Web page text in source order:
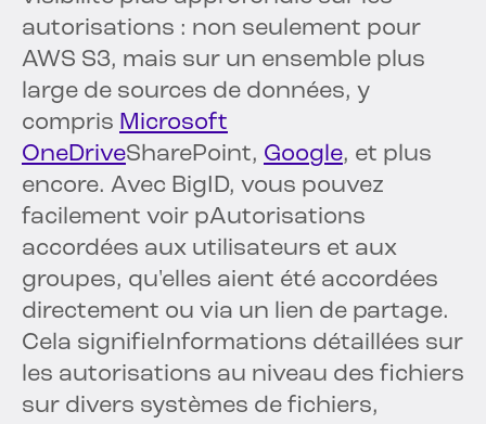
autorisations : non seulement pour
AWS S3, mais sur un ensemble plus
large de sources de données, y
compris Microsoft
OneDriveSharePoint, Google, et plus
encore. Avec BigID, vous pouvez
facilement voir pAutorisations
accordées aux utilisateurs et aux
groupes, qu'elles aient été accordées
directement ou via un lien de partage.
Cela signifieInformations détaillées sur
les autorisations au niveau des fichiers
sur divers systèmes de fichiers,